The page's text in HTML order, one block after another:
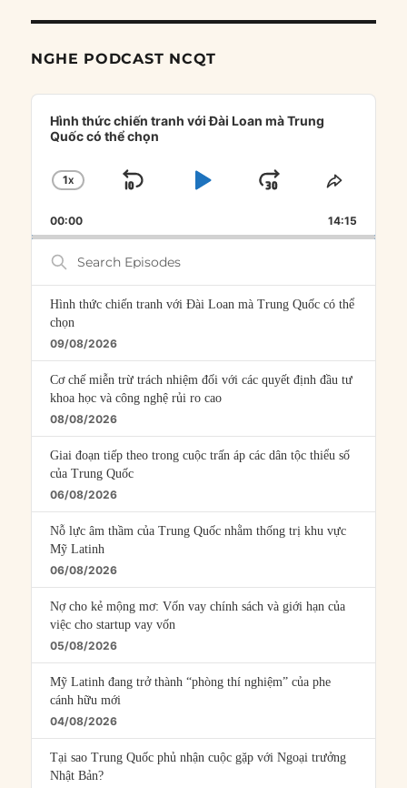
NGHE PODCAST NCQT
Audio
Player
Hình thức chiến tranh với Đài Loan mà Trung
Quốc có thể chọn
CHANGE
RATE
1X
SKIP
PLAYJUMP
FORWARD
SHARE
00:00 14:15
Search
Episodes
Hình thức chiến tranh với Đài Loan mà Trung Quốc có thể
chọn
09/08/2026
Cơ chế miễn trừ trách nhiệm đối với các quyết định đầu tư
khoa học và công nghệ rủi ro cao
08/08/2026
Giai đoạn tiếp theo trong cuộc trấn áp các dân tộc thiểu số
của Trung Quốc
06/08/2026
Nỗ lực âm thầm của Trung Quốc nhằm thống trị khu vực
Mỹ Latinh
06/08/2026
Nợ cho kẻ mộng mơ: Vốn vay chính sách và giới hạn của
việc cho startup vay vốn
05/08/2026
Mỹ Latinh đang trở thành “phòng thí nghiệm” của phe
cánh hữu mới
04/08/2026
Tại sao Trung Quốc phủ nhận cuộc gặp với Ngoại trưởng
Nhật Bản?